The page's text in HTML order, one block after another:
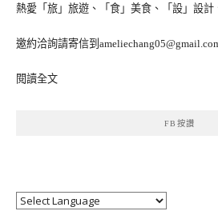
熱愛「旅」旅遊、「食」美食、「設」設計
邀約洽詢請寄信到
閱讀全文
FB按讚